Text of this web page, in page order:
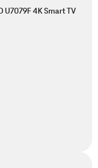
U7079F 4K Smart TV